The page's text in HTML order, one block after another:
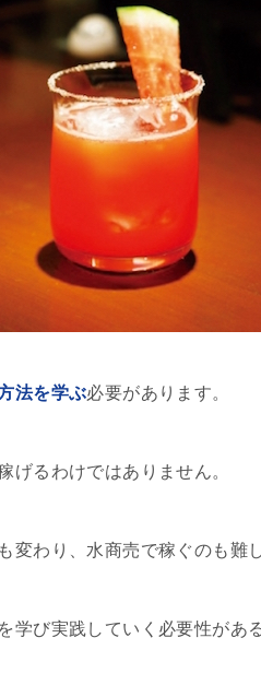
法を学ぶ必要があります。
げるわけではありません。
変わり、水商売で稼ぐのも難
学び実践していく必要性があ